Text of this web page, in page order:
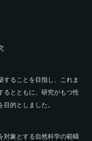
することを目指し、これま
るとともに、研究がもつ性
的としました。
対象とする自然科学の範疇